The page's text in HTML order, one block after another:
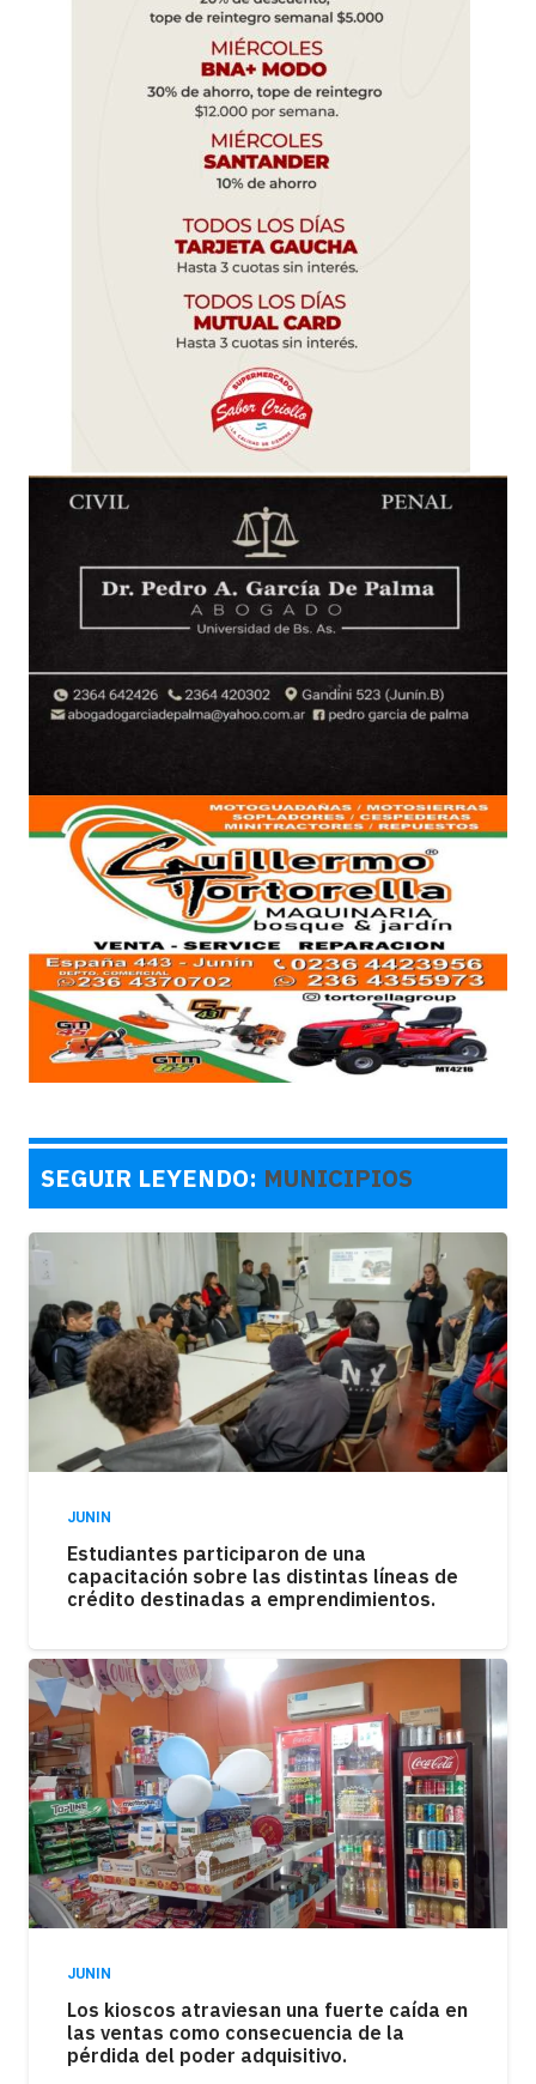
SEGUIR LEYENDO: MUNICIPIOS
JUNIN
Estudiantes participaron de una
capacitación sobre las distintas líneas de
crédito destinadas a emprendimientos.
JUNIN
Los kioscos atraviesan una fuerte caída en
las ventas como consecuencia de la
pérdida del poder adquisitivo.